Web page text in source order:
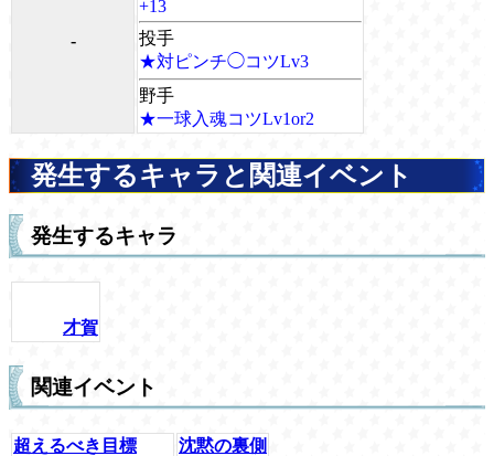
-
+13
投手
★対ピンチ◯コツLv3
野手
★一球入魂コツLv1or2
発生するキャラと関連イベント
発生するキャラ
才賀
関連イベント
超えるべき目標
沈黙の裏側